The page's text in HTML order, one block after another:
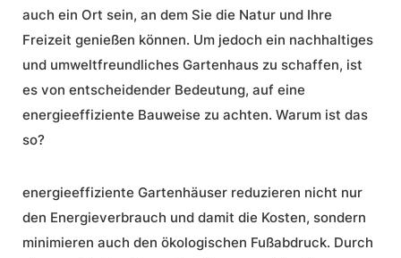
auch ein Ort sein, an dem Sie die Natur und Ihre
Freizeit genießen können. Um jedoch ein nachhaltiges
und umweltfreundliches Gartenhaus zu schaffen, ist
es von entscheidender Bedeutung, auf eine
energieeffiziente Bauweise zu achten. Warum ist das
so?
energieeffiziente Gartenhäuser reduzieren nicht nur
den Energieverbrauch und damit die Kosten, sondern
minimieren auch den ökologischen Fußabdruck. Durch